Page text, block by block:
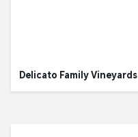
Delicato Family Vineyards